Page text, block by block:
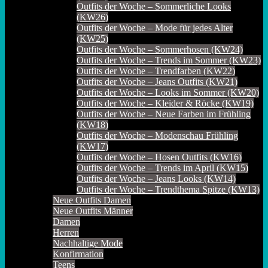
Outfits der Woche – Sommerliche Looks
(KW26)
Outfits der Woche – Mode für jedes Alter
(KW25)
Outfits der Woche – Sommerhosen (KW24)
Outfits der Woche – Trends im Sommer (KW23)
Outfits der Woche – Trendfarben (KW22)
Outfits der Woche – Jeans Outfits (KW21)
Outfits der Woche – Looks im Sommer (KW20)
Outfits der Woche – Kleider & Röcke (KW19)
Outfits der Woche – Neue Farben im Frühling
(KW18)
Outfits der Woche – Modenschau Frühling
(KW17)
Outfits der Woche – Hosen Outfits (KW16)
Outfits der Woche – Trends im April (KW15)
Outfits der Woche – Jeans Looks (KW14)
Outfits der Woche – Trendthema Spitze (KW13)
Neue Outfits Damen
Neue Outfits Männer
Damen
Herren
Nachhaltige Mode
Konfirmation
Teens